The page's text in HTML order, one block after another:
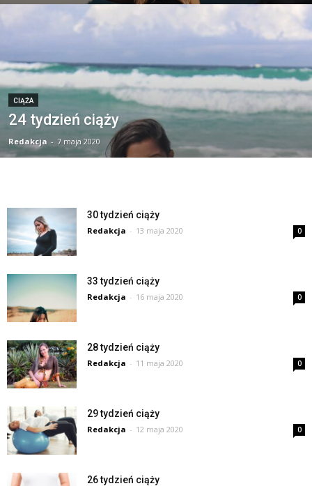
CIĄŻA
24 tydzień ciąży
Redakcja - 7 maja 2020
30 tydzień ciąży
Redakcja - 13 maja 2020 0
33 tydzień ciąży
Redakcja - 16 maja 2020 0
28 tydzień ciąży
Redakcja - 11 maja 2020 0
29 tydzień ciąży
Redakcja - 12 maja 2020 0
26 tydzień ciąży